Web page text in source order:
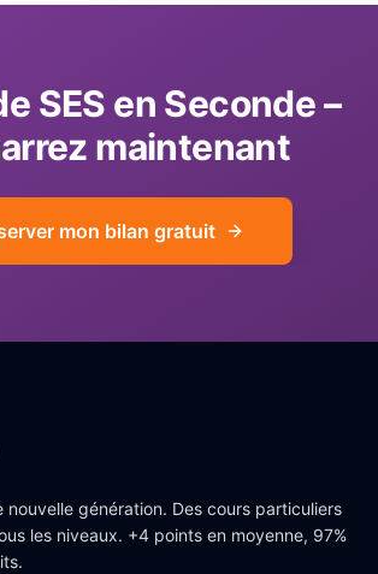
SES en Seconde–
maintenant
mon bilan gratuit
nouvelle génération. Des cours particuliers
les niveaux. +4 points en moyenne, 97%